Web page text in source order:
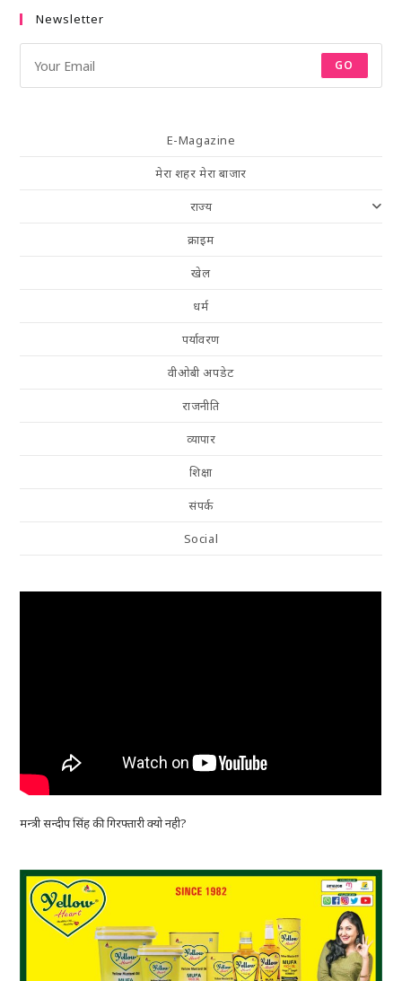
Newsletter
GO
E-Magazine
मेरा शहर मेरा बाजार
राज्य
क्राइम
खेल
धर्म
पर्यावरण
वीओबी अपडेट
राजनीति
व्यापार
शिक्षा
संपर्क
Social
मन्त्री सन्दीप सिंह की गिरफ्तारी क्यो नही?